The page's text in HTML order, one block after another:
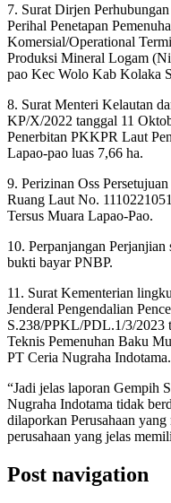
7. Surat Dirjen
Perihal Penetapan
Komersial/Operational
Produksi Mineral Logam
pao Kec Wolo Kab Kolaka
8. Surat Menteri Kelautan
KP/X/2022 tanggal 11
Penerbitan PKKPR Laut
Lapao-pao luas 7,66 ha.
9. Perizinan Oss
Ruang Laut No.
Tersus Muara Lapao-Pao.
10. Perpanjangan
bukti bayar PNBP.
11. Surat Kementerian
Jenderal Pengendalian
S.238/PPKL/PDL.1/3/2023
Teknis Pemenuhan Baku
PT Ceria Nugraha Indotama.
“Jadi jelas laporan Gempih
Nugraha Indotama tidak
dilaporkan Perusahaan
perusahaan yang jelas
Post navigation